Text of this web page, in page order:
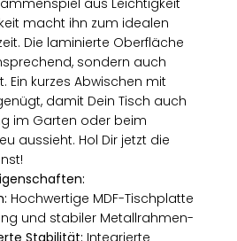
aus Leichtigkeit
macht ihn zum idealen
Die laminierte Oberfläche
sondern auch
Ein kurzes Abwischen mit
damit Dein Tisch auch
im Garten oder beim
aussieht. Hol Dir jetzt die
Hochwertige MDF-Tischplatte
und stabiler Metallrahmen-